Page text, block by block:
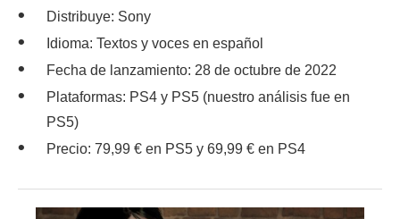
Distribuye: Sony
Idioma: Textos y voces en español
Fecha de lanzamiento: 28 de octubre de 2022
Plataformas: PS4 y PS5 (nuestro análisis fue en
PS5)
Precio: 79,99 € en PS5 y 69,99 € en PS4